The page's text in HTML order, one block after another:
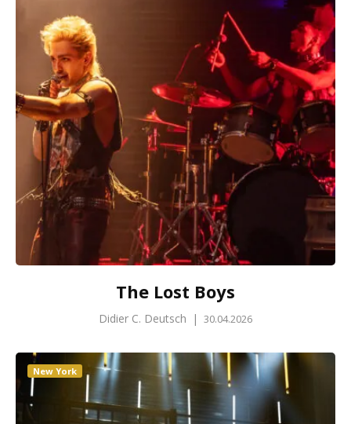
The Lost Boys
Didier C. Deutsch | 30.04.2026
New York